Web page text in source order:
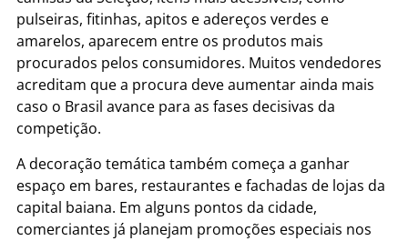
pulseiras, fitinhas, apitos e adereços verdes e
amarelos, aparecem entre os produtos mais
procurados pelos consumidores. Muitos vendedores
acreditam que a procura deve aumentar ainda mais
caso o Brasil avance para as fases decisivas da
competição.
A decoração temática também começa a ganhar
espaço em bares, restaurantes e fachadas de lojas da
capital baiana. Em alguns pontos da cidade,
comerciantes já planejam promoções especiais nos